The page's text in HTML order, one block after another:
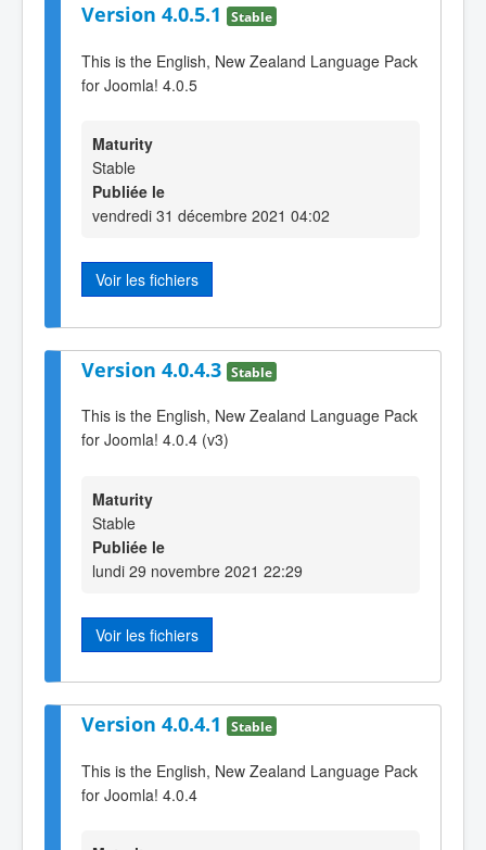
Version 4.0.5.1 Stable
This is the English, New Zealand Language Pack
for Joomla! 4.0.5
Maturity
Stable
Publiée le
vendredi 31 décembre 2021 04:02
Voir les fichiers
Version 4.0.4.3 Stable
This is the English, New Zealand Language Pack
for Joomla! 4.0.4 (v3)
Maturity
Stable
Publiée le
lundi 29 novembre 2021 22:29
Voir les fichiers
Version 4.0.4.1 Stable
This is the English, New Zealand Language Pack
for Joomla! 4.0.4